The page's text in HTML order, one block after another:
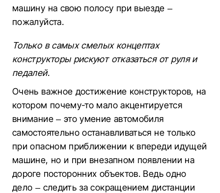
машину на свою полосу при выезде –
пожалуйста.
Только в самых смелых концептах
конструкторы рискуют отказаться от руля и
педалей.
Очень важное достижение конструкторов, на
котором почему-то мало акцентируется
внимание – это умение автомобиля
самостоятельно останавливаться не только
при опасном приближении к впереди идущей
машине, но и при внезапном появлении на
дороге посторонних объектов. Ведь одно
дело – следить за сокращением дистанции